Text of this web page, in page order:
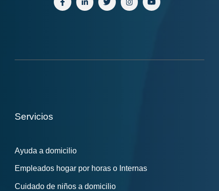
Servicios
Ayuda a domicilio
Empleados hogar por horas o Internas
Cuidado de niños a domicilio